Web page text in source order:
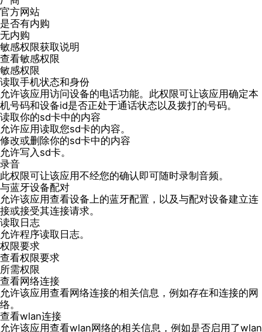
官方网站
是否有内购
无内购
敏感权限获取说明
查看敏感权限
敏感权限
读取手机状态和身份
允许该应用访问设备的电话功能。此权限可让该应用确定本
机号码和设备id是否正处于通话状态以及拨打的号码。
读取你的sd卡中的内容
允许应用读取您sd卡的内容。
修改或删除你的sd卡中的内容
允许写入sd卡。
录音
此权限可让该应用不经您的确认即可随时录制音频。
与蓝牙设备配对
允许该应用查看设备上的蓝牙配置，以及与配对设备建立连
接或接受其连接请求。
读取日志
允许程序读取日志。
权限要求
查看权限要求
所需权限
查看网络连接
允许该应用查看网络连接的相关信息，例如存在和连接的网
络。
查看wlan连接
允许该应用查看wlan网络的相关信息，例如是否启用了wlan